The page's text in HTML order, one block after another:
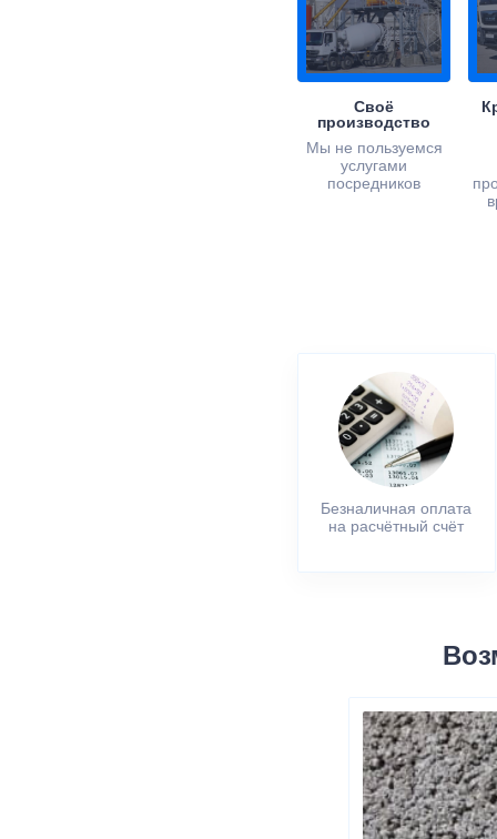
Своё
производство
Мы не пользуемся
услугами
посредников
Безналичная оплата
на расчётный счёт